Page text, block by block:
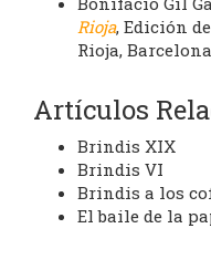
Rioja, Edición
Rioja,
Artículos
Brindis XIX
Brindis VI
Brindis a los
El baile de la